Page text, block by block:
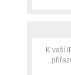
K vaší